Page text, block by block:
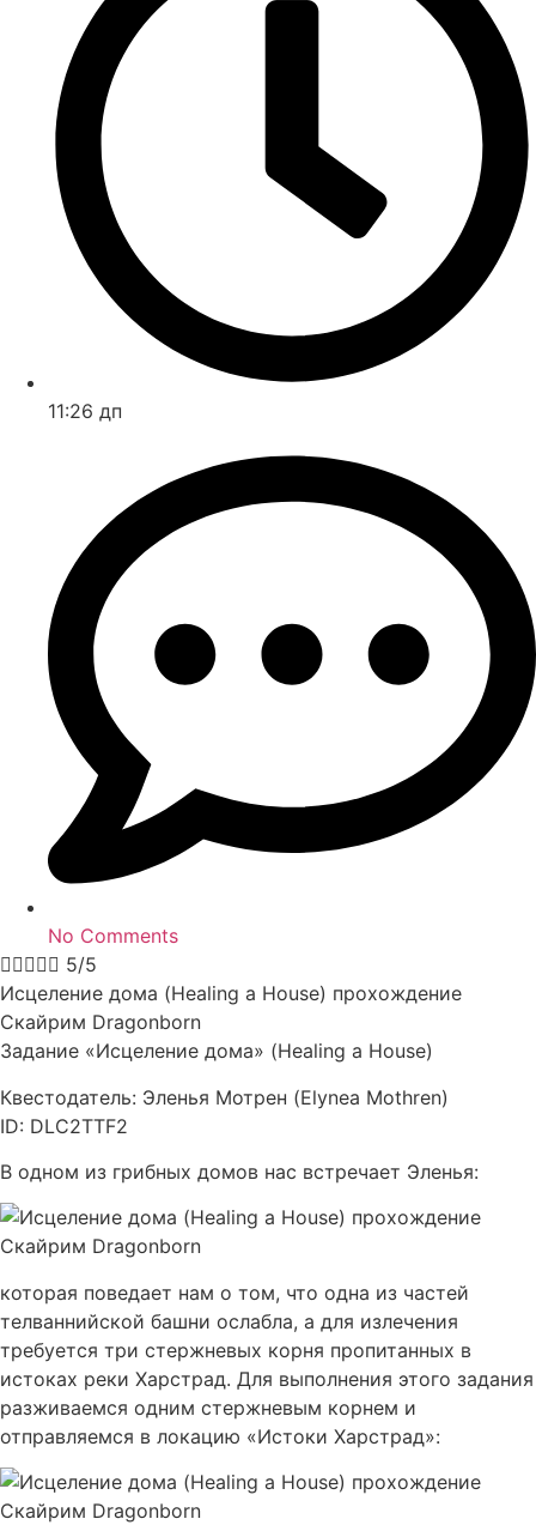
11:26 дп
No Comments
 5/5
Исцеление дома (Healing a House) прохождение
Скайрим Dragonborn
Задание «Исцеление дома» (Healing a House)
Квестодатель: Эленья Мотрен (Elynea Mothren)
ID: DLC2TTF2
В одном из грибных домов нас встречает Эленья:
которая поведает нам о том, что одна из частей
телваннийской башни ослабла, а для излечения
требуется три стержневых корня пропитанных в
истоках реки Харстрад. Для выполнения этого задания
разживаемся одним стержневым корнем и
отправляемся в локацию «Истоки Харстрад»: